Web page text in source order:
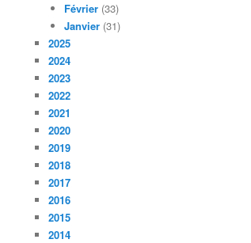
Février (33)
Janvier (31)
2025
2024
2023
2022
2021
2020
2019
2018
2017
2016
2015
2014